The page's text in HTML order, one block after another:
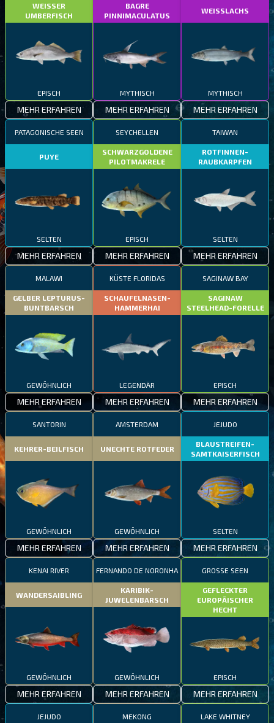
WEISSER
UMBERFISCH
EPISCH
MEHR ERFAHREN
BAGRE
PINNIMACULATUS
MYTHISCH
MEHR ERFAHREN
WEISSLACHS
MYTHISCH
MEHR ERFAHREN
PATAGONISCHE SEEN
PUYE
SELTEN
MEHR ERFAHREN
SEYCHELLEN
SCHWARZGOLDENE
PILOTMAKRELE
EPISCH
MEHR ERFAHREN
TAIWAN
ROTFINNEN-
RAUBKARPFEN
SELTEN
MEHR ERFAHREN
MALAWI
GELBER LEPTURUS-
BUNTBARSCH
GEWÖHNLICH
MEHR ERFAHREN
KÜSTE FLORIDAS
SCHAUFELNASEN-
HAMMERHAI
LEGENDÄR
MEHR ERFAHREN
SAGINAW BAY
SAGINAW
STEELHEAD-FORELLE
EPISCH
MEHR ERFAHREN
SANTORIN
KEHRER-BEILFISCH
GEWÖHNLICH
MEHR ERFAHREN
AMSTERDAM
UNECHTE ROTFEDER
GEWÖHNLICH
MEHR ERFAHREN
JEJUDO
BLAUSTREIFEN-
SAMTKAISERFISCH
SELTEN
MEHR ERFAHREN
KENAI RIVER
WANDERSAIBLING
GEWÖHNLICH
MEHR ERFAHREN
FERNANDO DE NORONHA
KARIBIK-
JUWELENBARSCH
GEWÖHNLICH
MEHR ERFAHREN
GROSSE SEEN
GEFLECKTER
EUROPÄISCHER
HECHT
EPISCH
MEHR ERFAHREN
JEJUDO MEKONG LAKE WHITNEY